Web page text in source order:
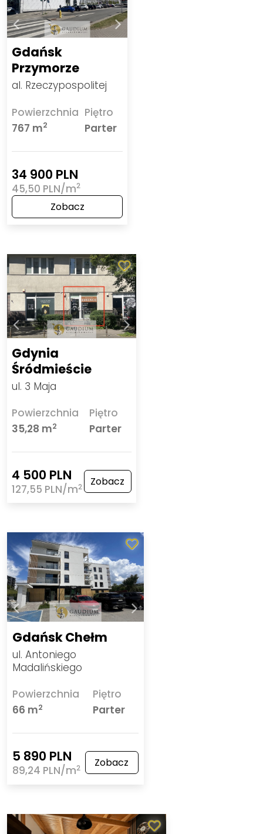
Gdańsk
Przymorze
al. Rzeczypospolitej
Powierzchnia
767 m2
Piętro
Parter
34 900 PLN
45,50 PLN/m2
Zobacz
Gdynia
Śródmieście
ul. 3 Maja
Powierzchnia
35,28 m2
Piętro
Parter
4 500 PLN
127,55 PLN/m2 Zobacz
Gdańsk Chełm
ul. Antoniego
Madalińskiego
Powierzchnia
66 m2
Piętro
Parter
5 890 PLN
89,24 PLN/m2 Zobacz